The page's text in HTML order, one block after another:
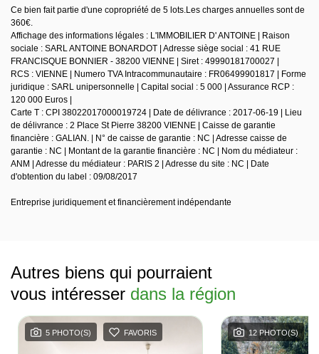
Ce bien fait partie d'une copropriété de 5 lots.Les charges annuelles sont de
360€.
Affichage des informations légales : L'IMMOBILIER D' ANTOINE | Raison
sociale : SARL ANTOINE BONARDOT | Adresse siège social : 41 RUE
FRANCISQUE BONNIER - 38200 VIENNE | Siret : 49990181700027 |
RCS : VIENNE | Numero TVA Intracommunautaire : FR06499901817 | Forme
juridique : SARL unipersonnelle | Capital social : 5 000 | Assurance RCP :
120 000 Euros |
Carte T : CPI 38022017000019724 | Date de délivrance : 2017-06-19 | Lieu
de délivrance : 2 Place St Pierre 38200 VIENNE | Caisse de garantie
financière : GALIAN. | N° de caisse de garantie : NC | Adresse caisse de
garantie : NC | Montant de la garantie financière : NC | Nom du médiateur :
ANM | Adresse du médiateur : PARIS 2 | Adresse du site : NC | Date
d'obtention du label : 09/08/2017
Entreprise juridiquement et financièrement indépendante
Autres biens qui pourraient
vous intéresser dans la région
5 PHOTO(S) FAVORIS 12 PHOTO(S)